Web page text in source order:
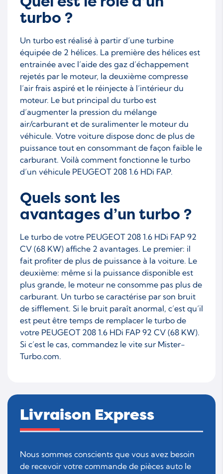
turbo ?
Un turbo est réalisé à partir d’une turbine
équipée de 2 hélices. La première des hélices est
entrainée avec l’aide des gaz d’échappement
rejetés par le moteur, la deuxième compresse
l’air frais aspiré et le réinjecte à l’intérieur du
moteur. Le but principal du turbo est
d’augmenter la pression du mélange
air/carburant et de suralimenter le moteur du
véhicule. Votre voiture dispose donc de plus de
puissance tout en consommant de façon faible le
carburant. Voilà comment fonctionne le turbo
d’un véhicule PEUGEOT 208 1.6 HDi FAP.
Quels sont les
avantages d’un turbo ?
Le turbo de votre PEUGEOT 208 1.6 HDi FAP 92
CV (68 KW) affiche 2 avantages. Le premier: il
fait profiter de plus de puissance à la voiture. Le
deuxième: même si la puissance disponible est
plus grande, le moteur ne consomme pas plus de
carburant. Un turbo se caractérise par son bruit
de sifflement. Si le bruit paraît anormal, c’est qu’il
est peut être temps de remplacer le turbo de
votre PEUGEOT 208 1.6 HDi FAP 92 CV (68 KW).
Si c’est le cas, commandez le vite sur Mister-
Turbo.com.
Livraison Express
Nous sommes conscients que vous avez besoin
de recevoir votre commande de pièces auto le